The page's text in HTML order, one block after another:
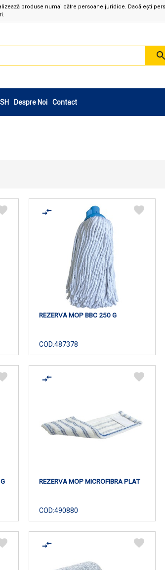
produse numai către persoane juridice. Dacă ești
Despre Noi Contact
REZERVA MOP BBC 250 G
COD:487378
REZERVA MOP MICROFIBRA PLAT
COD:490880